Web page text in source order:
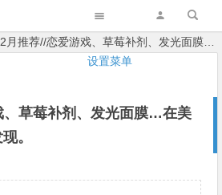
设置菜单
2月推荐//恋爱游戏、草莓补剂、发光面膜…在美国逛CVS的一些发现。
、草莓补剂、发光面膜…在美
。